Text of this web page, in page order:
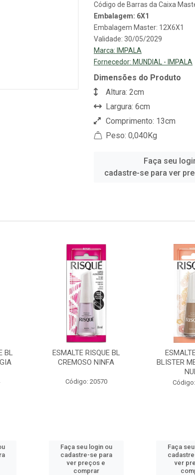
Código de Barras da Caixa
Embalagem: 6X1
Embalagem Master: 12X6X1
Validade: 30/05/2029
Marca: IMPALA
Fornecedor: MUNDIAL - IMPALA
Dimensões do Produto
Altura: 2cm
Largura: 6cm
Comprimento: 13cm
Peso: 0,040Kg
Faça seu
cadastre-se para ver
BL
ESMALTE RISQUE BL
CREMOSO NINFA
Código: 20570
Faça seu login ou
cadastre-se para
ver preços e
comprar
BLISTER
Faça
ver